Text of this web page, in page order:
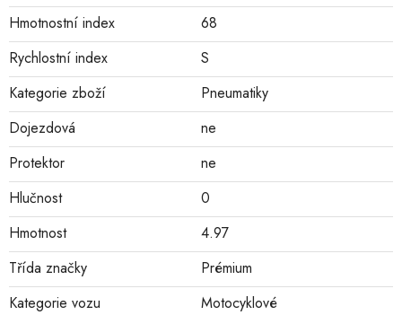
Hmotnostní index
68
Rychlostní index
S
Kategorie zboží
Pneumatiky
Dojezdová
ne
Protektor
ne
Hlučnost
0
Hmotnost
4.97
Třída značky
Prémium
Kategorie vozu
Motocyklové